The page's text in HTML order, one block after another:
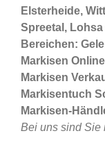
Elsterheide,
Spreetal,
Bereichen:
Markisen
Markisen
Markisentuch
Markisen-
Bei uns sind Sie